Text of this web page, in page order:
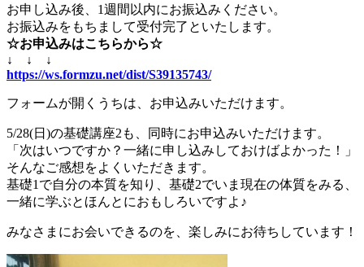
お申し込み後、1週間以内にお振込みください。
お振込みをもちまして受付完了といたします。
☆お申込みはこちらから☆
↓ ↓ ↓
https://ws.formzu.net/dist/S39135743/
フォームが開くうちは、お申込みいただけます。
5/28(日)の基礎講座2も、同時にお申込みいただけます。
「次はいつですか？一緒に申し込みしておけばよかった！」
そんなご感想をよくいただきます。
基礎1で自分の本質を知り、基礎2でいま現在の体質をみる、
一緒に学ぶとほんとにおもしろいですよ♪
みなさまにお会いできるのを、楽しみにお待ちしています！